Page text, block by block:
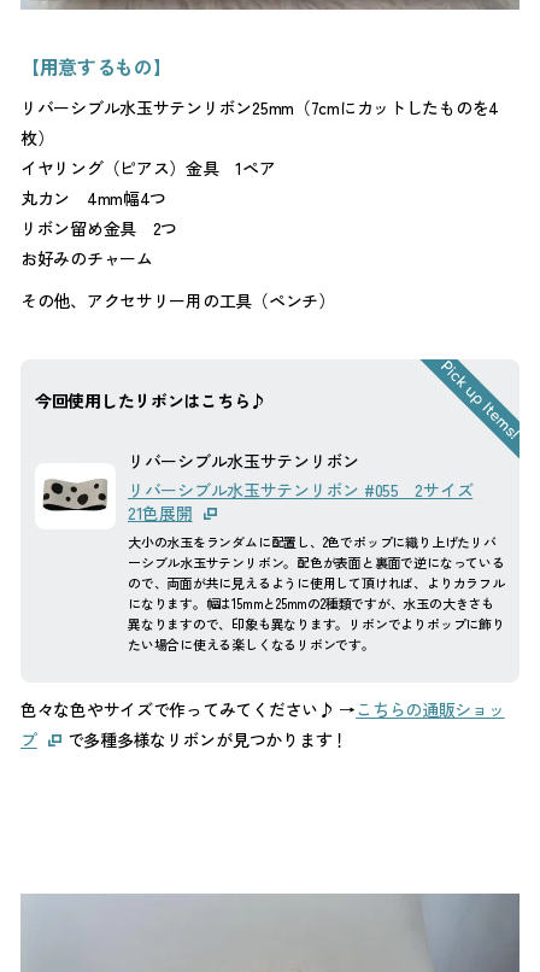
【用意するもの】
リバーシブル水玉サテンリボン25mm（7cmにカットしたものを4
枚）
イヤリング（ピアス）金具 1ペア
丸カン 4mm幅4つ
リボン留め金具 2つ
お好みのチャーム
その他、アクセサリー用の工具（ペンチ）
今回使用したリボンはこちら♪
リバーシブル水玉サテンリボン
リバーシブル水玉サテンリボン #055 2サイズ
21色展開
大小の水玉をランダムに配置し、2色でポップに織り上げたリバ
ーシブル水玉サテンリボン。配色が表面と裏面で逆になっている
ので、両面が共に見えるように使用して頂ければ、よりカラフル
になります。幅は15mmと25mmの2種類ですが、水玉の大きさも
異なりますので、印象も異なります。リボンでよりポップに飾り
たい場合に使える楽しくなるリボンです。
色々な色やサイズで作ってみてください♪ →こちらの通販ショッ
プ
で多種多様なリボンが見つかります！